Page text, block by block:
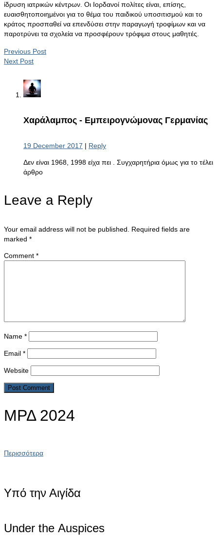
ίδρυση ιατρικών κέντρων. Οι Ιορδανοί πολίτες είναι, επίσης,
ευαισθητοποιημένοι για το θέμα του παιδικού υποσιτισμού και το
κράτος προσπαθεί να επενδύσει στην παραγωγή τροφίμων και να
παροτρύνει τα σχολεία να προσφέρουν τρόφιμα στους μαθητές.
Previous Post
Next Post
Χαράλαμπος - Εμπειρογνώμονας Γερμανίας
19 December 2017 | Reply
Δεν είναι 1968, 1998 είχα πει . Συγχαρητήρια όμως για το τέλει
άρθρο
Leave a Reply
Your email address will not be published.
Required fields are
marked *
Comment *
Name *
Email *
Website
ΜΡΔ 2024
Περισσότερα
Υπό την Αιγίδα
Under the Αuspices